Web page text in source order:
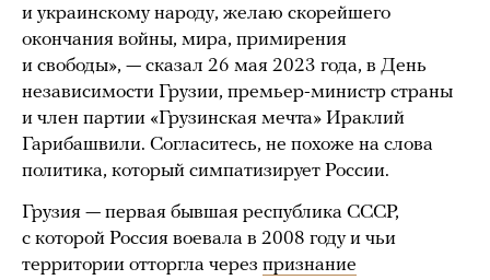
и украинскому народу, желаю скорейшего
окончания войны, мира, примирения
и свободы», — сказал 26 мая 2023 года, в День
независимости Грузии, премьер-министр страны
и член партии «Грузинская мечта» Ираклий
Гарибашвили. Согласитесь, не похоже на слова
политика, который симпатизирует России.
Грузия — первая бывшая республика СССР,
с которой Россия воевала в 2008 году и чьи
территории отторгла через признание